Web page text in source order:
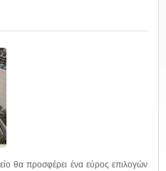
θα προσφέρει ένα εύρος επιλογών